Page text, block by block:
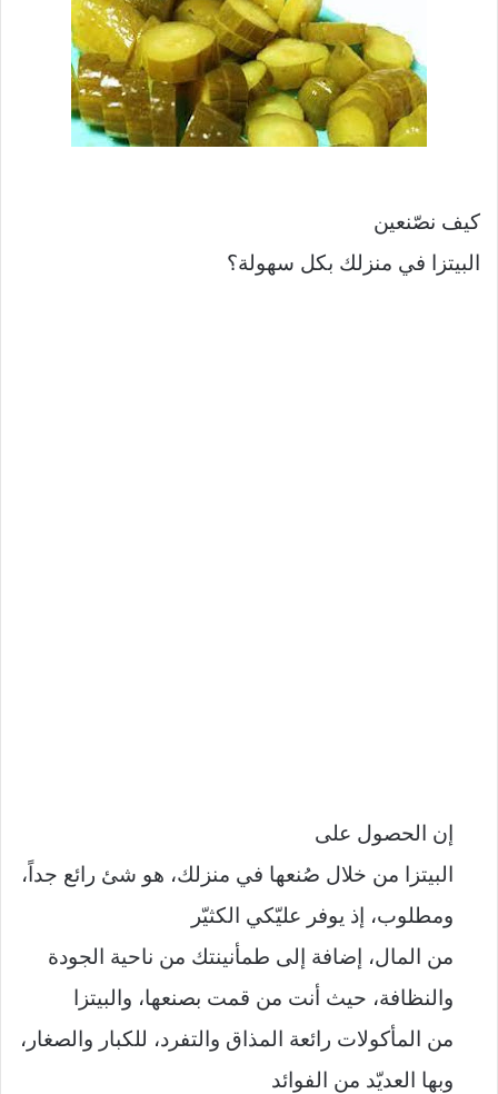
كيف نصّنعين
البيتزا في منزلك بكل سهولة؟
إن الحصول على
البيتزا من خلال صُنعها في منزلك، هو شئ رائع جداً،
ومطلوب، إذ يوفر عليّكي الكثيّر
من المال، إضافة إلى طمأنينتك من ناحية الجودة
والنظافة، حيث أنت من قمت بصنعها، والبيتزا
من المأكولات رائعة المذاق والتفرد، للكبار والصغار،
وبها العديّد من الفوائد